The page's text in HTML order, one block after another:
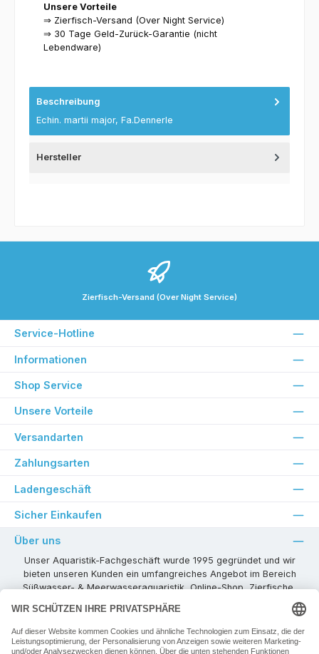
Unsere Vorteile
⇒ Zierfisch-Versand (Over Night Service)
⇒ 30 Tage Geld-Zurück-Garantie (nicht
Lebendware)
Beschreibung
Echin. martii major, Fa.Dennerle
Hersteller
Zierfisch-Versand (Over Night Service)
Service-Hotline
Informationen
Shop Service
Unsere Vorteile
Versandarten
Zahlungsarten
Ladengeschäft
Sicher Einkaufen
Über uns
Unser Aquaristik-Fachgeschäft wurde 1995 gegründet und wir
bieten unseren Kunden ein umfangreiches Angebot im Bereich
Süßwasser- & Meerwasseraquaristik, Online-Shop, Zierfische,
Pflanzen, Aquarienkombinationen, Technikzubehör usw. ! Als
kompetenter Aquaristik-Fachhandelspartner stehen wir Ihnen für
alle Ihre Projekte und Einrichtungs- oder Besatzwünsche zur
Verfügung!